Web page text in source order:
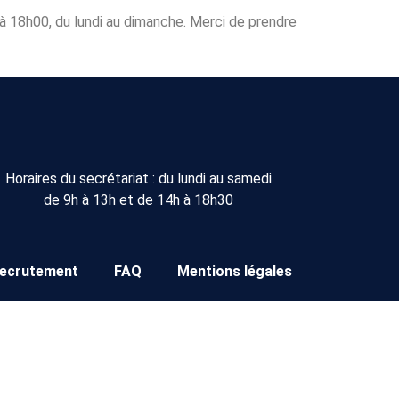
du lundi au dimanche. Merci de prendre
Horaires du secrétariat : du lundi au samedi
de 9h à 13h et de 14h à 18h30
FAQ Mentions légales